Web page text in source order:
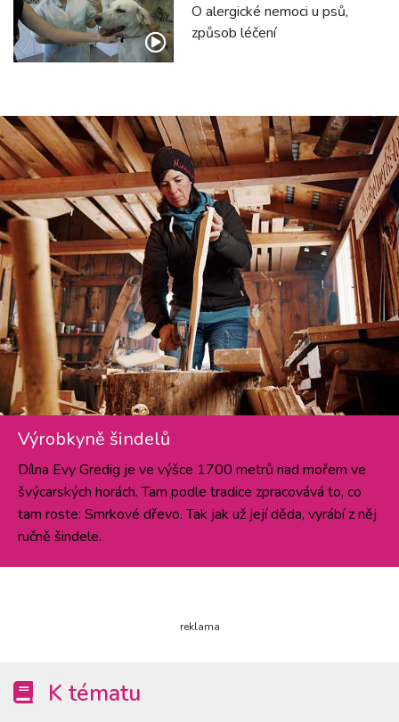
O alergické nemoci u psů,
způsob léčení
Výrobkyně šindelů
Dílna Evy Gredig je ve výšce 1700 metrů nad mořem ve
švýcarských horách. Tam podle tradice zpracovává to, co
tam roste: Smrkové dřevo. Tak jak už její děda, vyrábí z něj
ručně šindele.
reklama
K tématu